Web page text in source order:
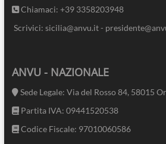
Chiamaci: +39 3358203948
Scrivici: sicilia@anvu.it -
ANVU - NAZIONALE
Sede Legale: Via del Rosso 84, 58015
Partita IVA: 09441520538
Codice Fiscale: 97010060586